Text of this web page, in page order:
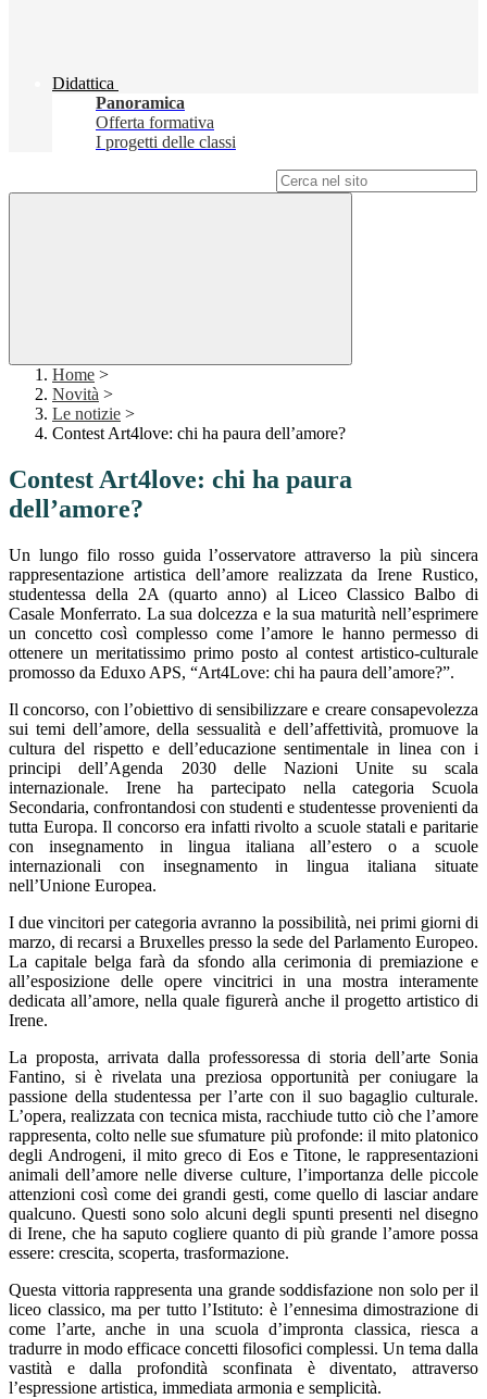
Didattica
Panoramica
Offerta formativa
I progetti delle classi
Home >
Novità >
Le notizie >
Contest Art4love: chi ha paura dell’amore?
Contest Art4love: chi ha paura
dell’amore?
Un lungo filo rosso guida l’osservatore attraverso la più sincera
rappresentazione artistica dell’amore realizzata da Irene Rustico,
studentessa della 2A (quarto anno) al Liceo Classico Balbo di
Casale Monferrato. La sua dolcezza e la sua maturità nell’esprimere
un concetto così complesso come l’amore le hanno permesso di
ottenere un meritatissimo primo posto al contest artistico-culturale
promosso da Eduxo APS, “Art4Love: chi ha paura dell’amore?”.
Il concorso, con l’obiettivo di sensibilizzare e creare consapevolezza
sui temi dell’amore, della sessualità e dell’affettività, promuove la
cultura del rispetto e dell’educazione sentimentale in linea con i
principi dell’Agenda 2030 delle Nazioni Unite su scala
internazionale. Irene ha partecipato nella categoria Scuola
Secondaria, confrontandosi con studenti e studentesse provenienti da
tutta Europa. Il concorso era infatti rivolto a scuole statali e paritarie
con insegnamento in lingua italiana all’estero o a scuole
internazionali con insegnamento in lingua italiana situate
nell’Unione Europea.
I due vincitori per categoria avranno la possibilità, nei primi giorni di
marzo, di recarsi a Bruxelles presso la sede del Parlamento Europeo.
La capitale belga farà da sfondo alla cerimonia di premiazione e
all’esposizione delle opere vincitrici in una mostra interamente
dedicata all’amore, nella quale figurerà anche il progetto artistico di
Irene.
La proposta, arrivata dalla professoressa di storia dell’arte Sonia
Fantino, si è rivelata una preziosa opportunità per coniugare la
passione della studentessa per l’arte con il suo bagaglio culturale.
L’opera, realizzata con tecnica mista, racchiude tutto ciò che l’amore
rappresenta, colto nelle sue sfumature più profonde: il mito platonico
degli Androgeni, il mito greco di Eos e Titone, le rappresentazioni
animali dell’amore nelle diverse culture, l’importanza delle piccole
attenzioni così come dei grandi gesti, come quello di lasciar andare
qualcuno. Questi sono solo alcuni degli spunti presenti nel disegno
di Irene, che ha saputo cogliere quanto di più grande l’amore possa
essere: crescita, scoperta, trasformazione.
Questa vittoria rappresenta una grande soddisfazione non solo per il
liceo classico, ma per tutto l’Istituto: è l’ennesima dimostrazione di
come l’arte, anche in una scuola d’impronta classica, riesca a
tradurre in modo efficace concetti filosofici complessi. Un tema dalla
vastità e dalla profondità sconfinata è diventato, attraverso
l’espressione artistica, immediata armonia e semplicità.